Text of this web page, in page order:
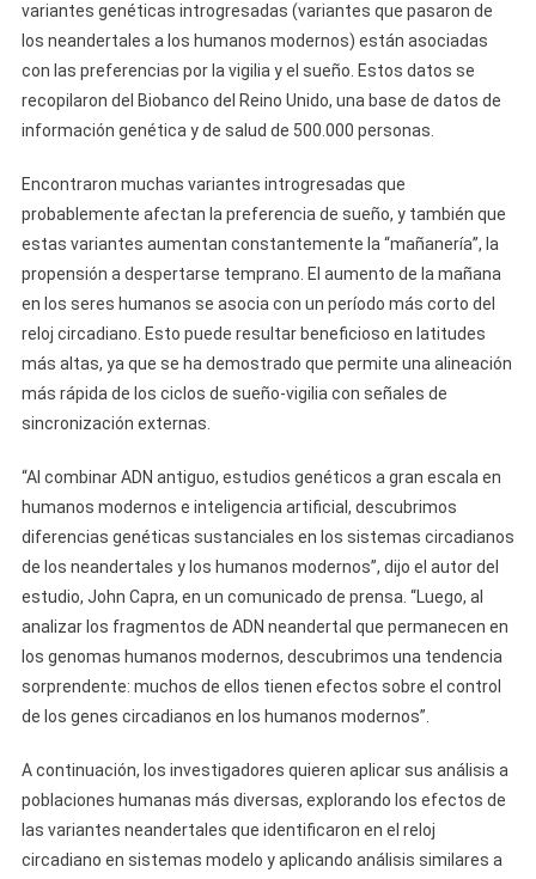
variantes genéticas introgresadas (variantes que pasaron de
los neandertales a los humanos modernos) están asociadas
con las preferencias por la vigilia y el sueño. Estos datos se
recopilaron del Biobanco del Reino Unido, una base de datos de
información genética y de salud de 500.000 personas.
Encontraron muchas variantes introgresadas que
probablemente afectan la preferencia de sueño, y también que
estas variantes aumentan constantemente la “mañanería”, la
propensión a despertarse temprano. El aumento de la mañana
en los seres humanos se asocia con un período más corto del
reloj circadiano. Esto puede resultar beneficioso en latitudes
más altas, ya que se ha demostrado que permite una alineación
más rápida de los ciclos de sueño-vigilia con señales de
sincronización externas.
“Al combinar ADN antiguo, estudios genéticos a gran escala en
humanos modernos e inteligencia artificial, descubrimos
diferencias genéticas sustanciales en los sistemas circadianos
de los neandertales y los humanos modernos”, dijo el autor del
estudio, John Capra, en un comunicado de prensa. “Luego, al
analizar los fragmentos de ADN neandertal que permanecen en
los genomas humanos modernos, descubrimos una tendencia
sorprendente: muchos de ellos tienen efectos sobre el control
de los genes circadianos en los humanos modernos”.
A continuación, los investigadores quieren aplicar sus análisis a
poblaciones humanas más diversas, explorando los efectos de
las variantes neandertales que identificaron en el reloj
circadiano en sistemas modelo y aplicando análisis similares a